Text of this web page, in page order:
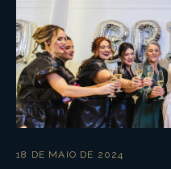
18 DE MAIO DE 2024